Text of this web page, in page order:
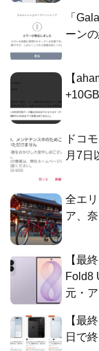
「
ーン
【
ドコ
月7日
全エ
ア、
【最
Fold8
元・
【最
日で